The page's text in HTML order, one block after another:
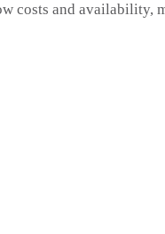
costs and